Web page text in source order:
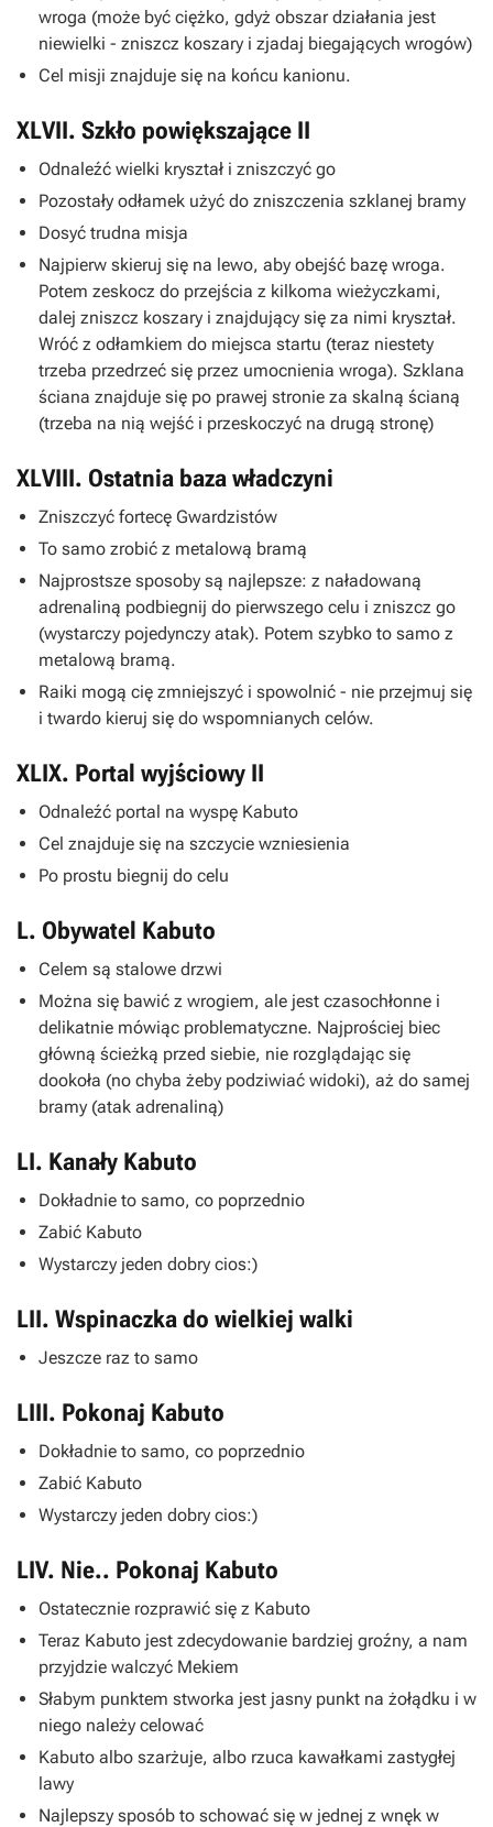
wroga (może być ciężko, gdyż obszar działania jest
niewielki - zniszcz koszary i zjadaj biegających wrogów)
Cel misji znajduje się na końcu kanionu.
XLVII. Szkło powiększające II
Odnaleźć wielki kryształ i zniszczyć go
Pozostały odłamek użyć do zniszczenia szklanej bramy
Dosyć trudna misja
Najpierw skieruj się na lewo, aby obejść bazę wroga.
Potem zeskocz do przejścia z kilkoma wieżyczkami,
dalej zniszcz koszary i znajdujący się za nimi kryształ.
Wróć z odłamkiem do miejsca startu (teraz niestety
trzeba przedrzeć się przez umocnienia wroga). Szklana
ściana znajduje się po prawej stronie za skalną ścianą
(trzeba na nią wejść i przeskoczyć na drugą stronę)
XLVIII. Ostatnia baza władczyni
Zniszczyć fortecę Gwardzistów
To samo zrobić z metalową bramą
Najprostsze sposoby są najlepsze: z naładowaną
adrenaliną podbiegnij do pierwszego celu i zniszcz go
(wystarczy pojedynczy atak). Potem szybko to samo z
metalową bramą.
Raiki mogą cię zmniejszyć i spowolnić - nie przejmuj się
i twardo kieruj się do wspomnianych celów.
XLIX. Portal wyjściowy II
Odnaleźć portal na wyspę Kabuto
Cel znajduje się na szczycie wzniesienia
Po prostu biegnij do celu
L. Obywatel Kabuto
Celem są stalowe drzwi
Można się bawić z wrogiem, ale jest czasochłonne i
delikatnie mówiąc problematyczne. Najprościej biec
główną ścieżką przed siebie, nie rozglądając się
dookoła (no chyba żeby podziwiać widoki), aż do samej
bramy (atak adrenaliną)
LI. Kanały Kabuto
Dokładnie to samo, co poprzednio
Zabić Kabuto
Wystarczy jeden dobry cios:)
LII. Wspinaczka do wielkiej walki
Jeszcze raz to samo
LIII. Pokonaj Kabuto
Dokładnie to samo, co poprzednio
Zabić Kabuto
Wystarczy jeden dobry cios:)
LIV. Nie.. Pokonaj Kabuto
Ostatecznie rozprawić się z Kabuto
Teraz Kabuto jest zdecydowanie bardziej groźny, a nam
przyjdzie walczyć Mekiem
Słabym punktem stworka jest jasny punkt na żołądku i w
niego należy celować
Kabuto albo szarżuje, albo rzuca kawałkami zastygłej
lawy
Najlepszy sposób to schować się w jednej z wnęk w